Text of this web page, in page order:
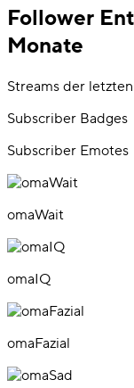
Follower
Monate
Streams der letzten
Subscriber Badges
Subscriber Emotes
omaWait
omaIQ
omaFazial